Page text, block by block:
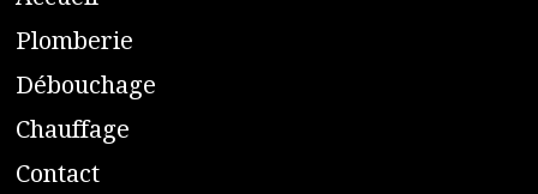
​Plomberie
Débouchage
Chauffage
Contact